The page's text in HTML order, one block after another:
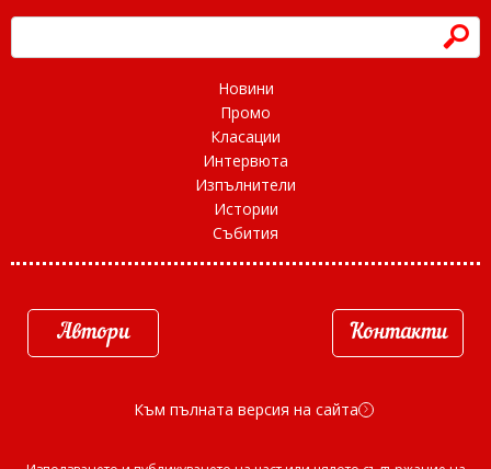
h
Новини
Промо
Класации
Интервюта
Изпълнители
Истории
Събития
Автори Контакти
Към пълната версия на сайта d